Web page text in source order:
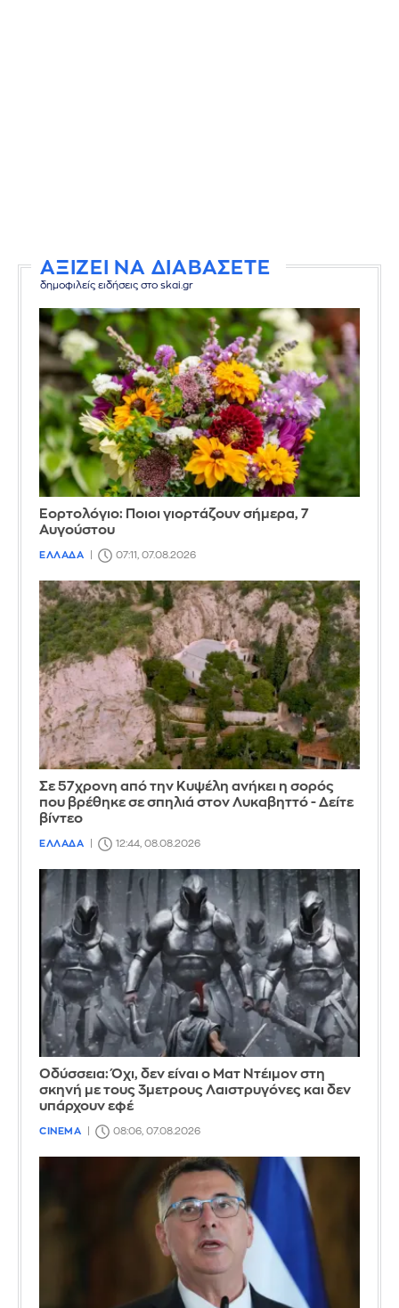
ΑΞΙΖΕΙ ΝΑ ΔΙΑΒΑΣΕΤΕ
δημοφιλείς ειδήσεις στο skai.gr
Εορτολόγιο: Ποιοι γιορτάζουν σήμερα, 7
Αυγούστου
ΕΛΛΑΔΑ 07:11, 07.08.2026
Σε 57χρονη από την Κυψέλη ανήκει η σορός
που βρέθηκε σε σπηλιά στον Λυκαβηττό - Δείτε
βίντεο
ΕΛΛΑΔΑ 12:44, 08.08.2026
Οδύσσεια: Όχι, δεν είναι ο Ματ Ντέιμον στη
σκηνή με τους 3μετρους Λαιστρυγόνες και δεν
υπάρχουν εφέ
CINEMA 08:06, 07.08.2026